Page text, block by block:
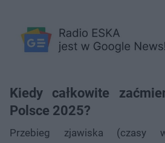
Kiedy całkowite
Polsce 2025?
Przebieg zjawiska (czasy